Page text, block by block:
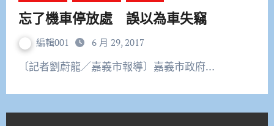
忘了機車停放處 誤以為車失竊
編輯001 6 月 29, 2017
〔記者劉蔚龍／嘉義市報導〕嘉義市政府…